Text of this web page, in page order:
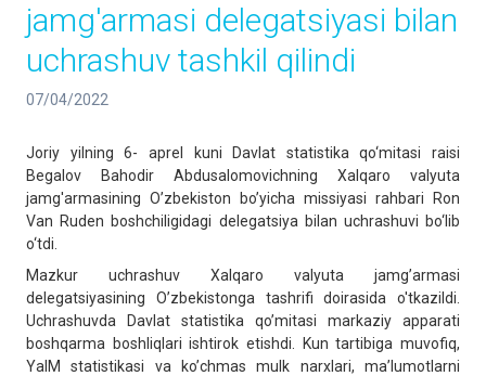
jamg'armasi delegatsiyasi bilan
uchrashuv tashkil qilindi
07/04/2022
Joriy yilning 6- aprel kuni Davlat statistika qo‘mitasi raisi
Begalov Bahodir Abdusalomovichning Xalqaro valyuta
jamg'armasining O’zbekiston bo’yicha missiyasi rahbari Ron
Van Ruden boshchiligidagi delegatsiya bilan uchrashuvi bo‘lib
o‘tdi.
Mazkur uchrashuv Xalqaro valyuta jamg’armasi
delegatsiyasining O’zbekistonga tashrifi doirasida o'tkazildi.
Uchrashuvda Davlat statistika qo’mitasi markaziy apparati
boshqarma boshliqlari ishtirok etishdi. Kun tartibiga muvofiq,
YaIM statistikasi va ko’chmas mulk narxlari, ma’lumotlarni